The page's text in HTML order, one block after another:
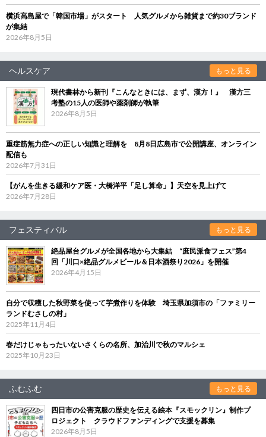
横浜高島屋で「韓国市場」がスタート 人気グルメから雑貨まで約30ブランド
が集結
2026年8月5日
ヘルスケア もっと見る
現代書林から新刊『こんなときには、まず、漢方！』 漢方三
考塾の15人の医師や薬剤師が執筆
2026年8月5日
重症筋無力症への正しい知識と理解を 8月8日広島市で公開講座、オンライン
配信も
2026年7月31日
【がんを生きる緩和ケア医・大橋洋平「足し算命」】天空を見上げて
2026年7月28日
フェスティバル もっと見る
絶品屋台グルメが全国各地から大集結 “庶民派食フェス”第4
回「川口×絶品グルメビール＆日本酒祭り2026」を開催
2026年4月15日
自分で収穫した秋野菜を使って芋煮作りを体験 埼玉県加須市の「ファミリー
ランドむさしの村」
2025年11月4日
春だけじゃもったいないさくらの名所、加治川で秋のマルシェ
2025年10月23日
ふむふむ もっと見る
四日市の公害克服の歴史を伝える絵本『スモックリン』制作プ
ロジェクト クラウドファンディングで支援を募集
2026年8月5日